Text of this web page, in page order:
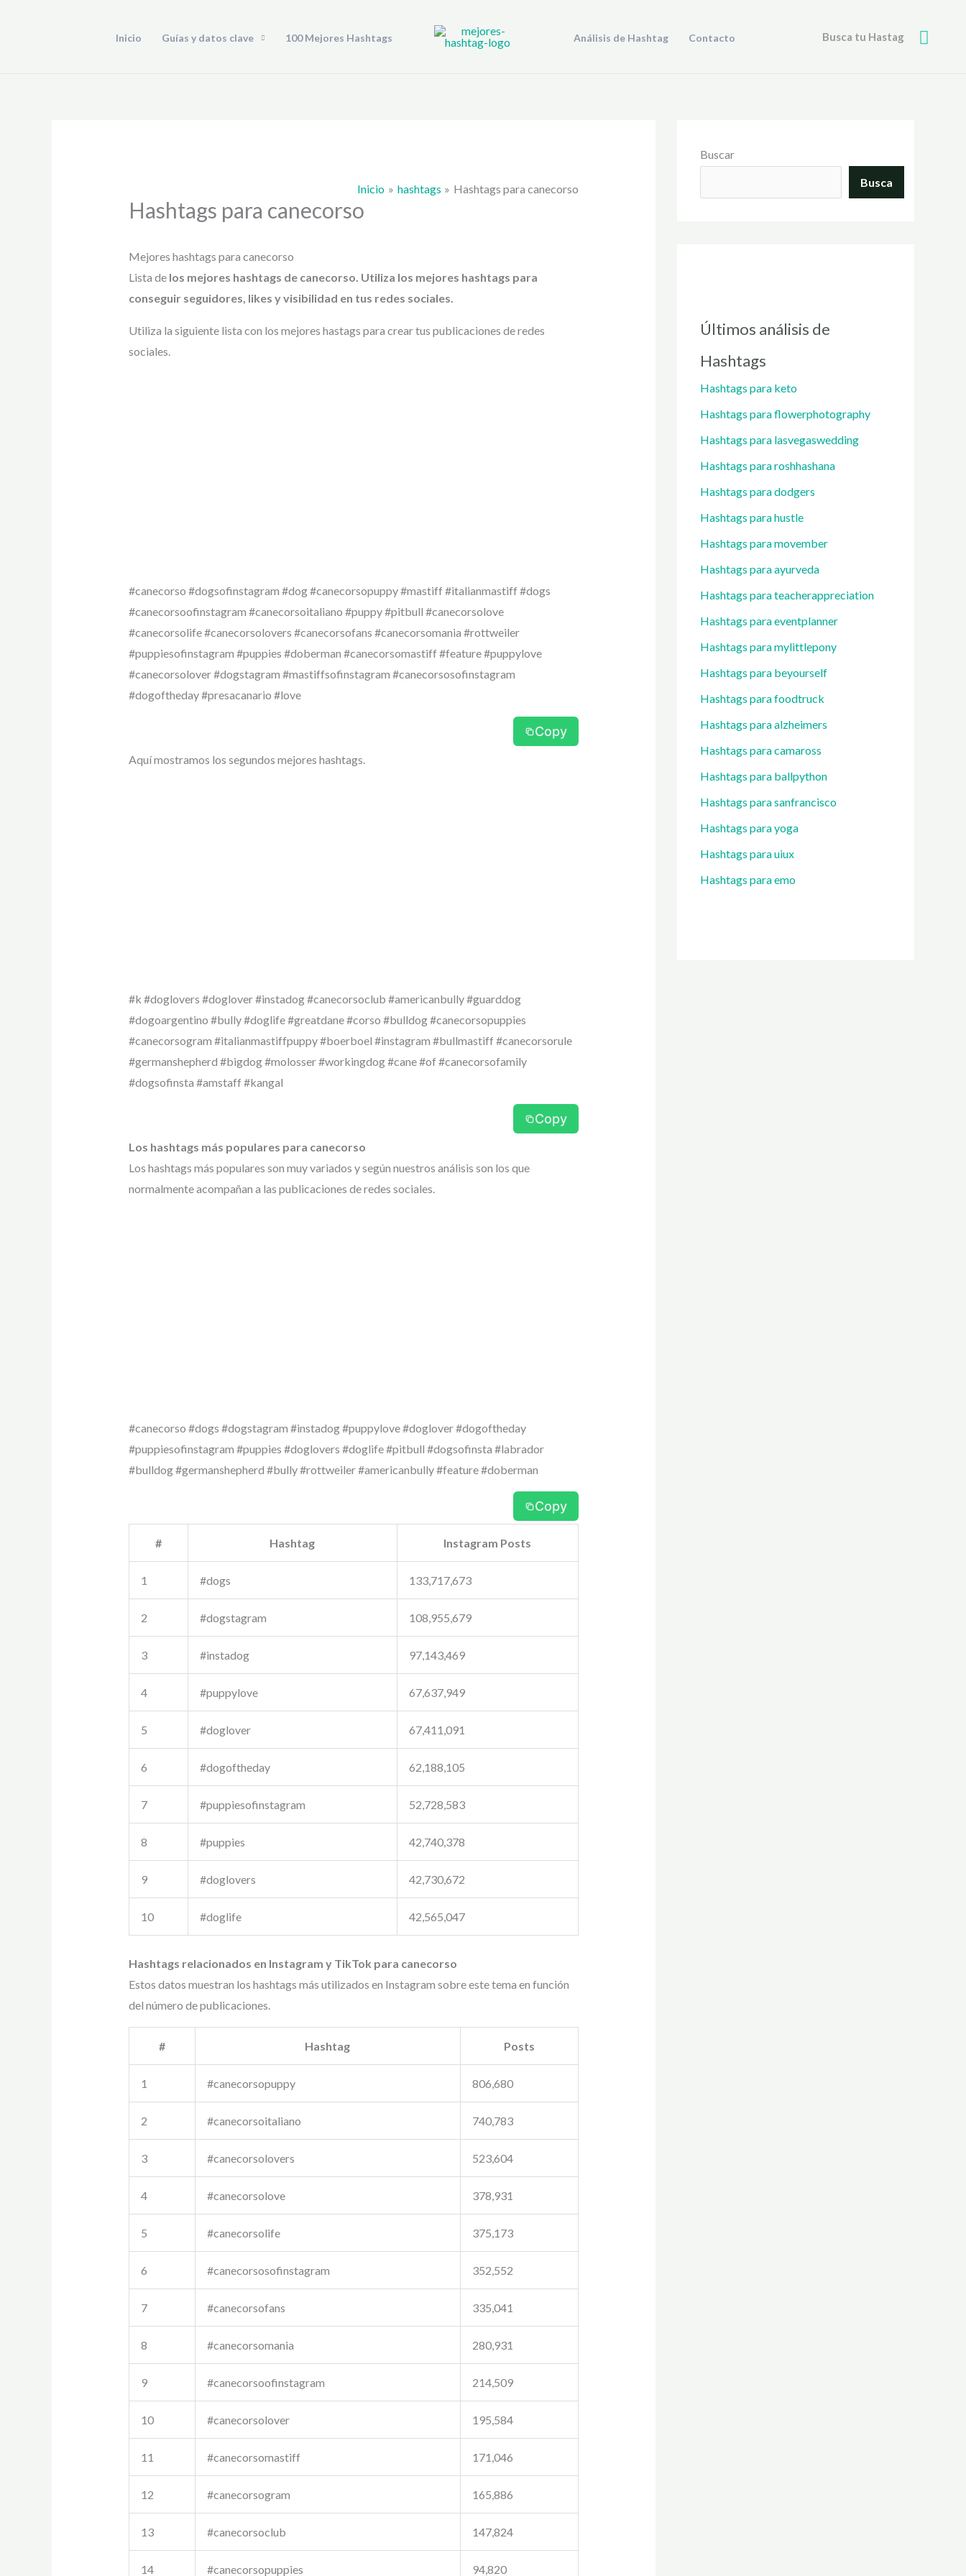
Inicio Guías y datos clave 100 Mejores Hashtags Análisis de Hashtag Contacto Busca tu Hastag
Inicio hashtags Hashtags para canecorso
Hashtags para canecorso
Mejores hashtags para canecorso
Lista de los mejores hashtags de canecorso. Utiliza los mejores hashtags para
conseguir seguidores, likes y visibilidad en tus redes sociales.
Utiliza la siguiente lista con los mejores hastags para crear tus publicaciones de redes
sociales.
#canecorso #dogsofinstagram #dog #canecorsopuppy #mastiff #italianmastiff #dogs
#canecorsoofinstagram #canecorsoitaliano #puppy #pitbull #canecorsolove
#canecorsolife #canecorsolovers #canecorsofans #canecorsomania #rottweiler
#puppiesofinstagram #puppies #doberman #canecorsomastiff #feature #puppylove
#canecorsolover #dogstagram #mastiffsofinstagram #canecorsosofinstagram
#dogoftheday #presacanario #love
Copy
Aquí mostramos los segundos mejores hashtags.
#k #doglovers #doglover #instadog #canecorsoclub #americanbully #guarddog
#dogoargentino #bully #doglife #greatdane #corso #bulldog #canecorsopuppies
#canecorsogram #italianmastiffpuppy #boerboel #instagram #bullmastiff #canecorsorule
#germanshepherd #bigdog #molosser #workingdog #cane #of #canecorsofamily
#dogsofinsta #amstaff #kangal
Copy
Los hashtags más populares para canecorso
Los hashtags más populares son muy variados y según nuestros análisis son los que
normalmente acompañan a las publicaciones de redes sociales.
#canecorso #dogs #dogstagram #instadog #puppylove #doglover #dogoftheday
#puppiesofinstagram #puppies #doglovers #doglife #pitbull #dogsofinsta #labrador
#bulldog #germanshepherd #bully #rottweiler #americanbully #feature #doberman
Copy
# Hashtag Instagram Posts
1 #dogs 133,717,673
2 #dogstagram 108,955,679
3 #instadog 97,143,469
4 #puppylove 67,637,949
5 #doglover 67,411,091
6 #dogoftheday 62,188,105
7 #puppiesofinstagram 52,728,583
8 #puppies 42,740,378
9 #doglovers 42,730,672
10 #doglife 42,565,047
Hashtags relacionados en Instagram y TikTok para canecorso
Estos datos muestran los hashtags más utilizados en Instagram sobre este tema en función
del número de publicaciones.
# Hashtag Posts
1 #canecorsopuppy 806,680
2 #canecorsoitaliano 740,783
3 #canecorsolovers 523,604
4 #canecorsolove 378,931
5 #canecorsolife 375,173
6 #canecorsosofinstagram 352,552
7 #canecorsofans 335,041
8 #canecorsomania 280,931
9 #canecorsoofinstagram 214,509
10 #canecorsolover 195,584
11 #canecorsomastiff 171,046
12 #canecorsogram 165,886
13 #canecorsoclub 147,824
14 #canecorsopuppies 94,820
Buscar
Busca
Últimos análisis de
Hashtags
Hashtags para keto
Hashtags para flowerphotography
Hashtags para lasvegaswedding
Hashtags para roshhashana
Hashtags para dodgers
Hashtags para hustle
Hashtags para movember
Hashtags para ayurveda
Hashtags para teacherappreciation
Hashtags para eventplanner
Hashtags para mylittlepony
Hashtags para beyourself
Hashtags para foodtruck
Hashtags para alzheimers
Hashtags para camaross
Hashtags para ballpython
Hashtags para sanfrancisco
Hashtags para yoga
Hashtags para uiux
Hashtags para emo